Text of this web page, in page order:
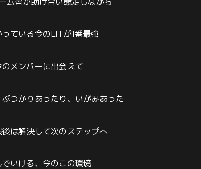
ている今のLITが1番最強
メンバーに出会えて
つかりあったり、いがみあった
後は解決して次のステップへ
でいける、今のこの環境